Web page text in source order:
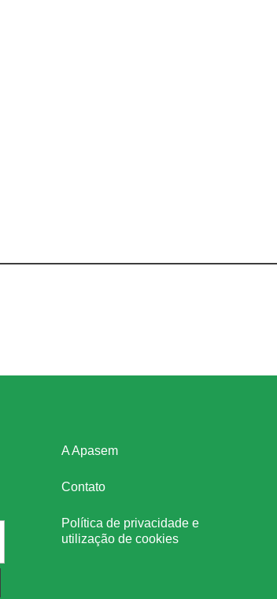
A Apasem
Contato
Política de privacidade e
utilização de cookies